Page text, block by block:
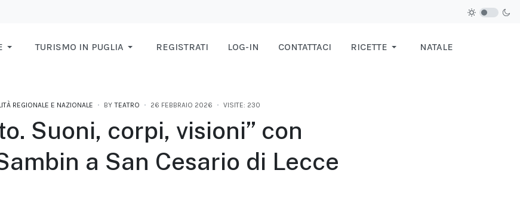
TURISMO IN PUGLIA REGISTRATI LOG-IN CONTATTACI RICETTE NATALE
REGIONALE E NAZIONALE BY TEATRO 26 FEBBRAIO 2026 VISITE: 230
Suoni, corpi, visioni” con
a San Cesario di Lecce